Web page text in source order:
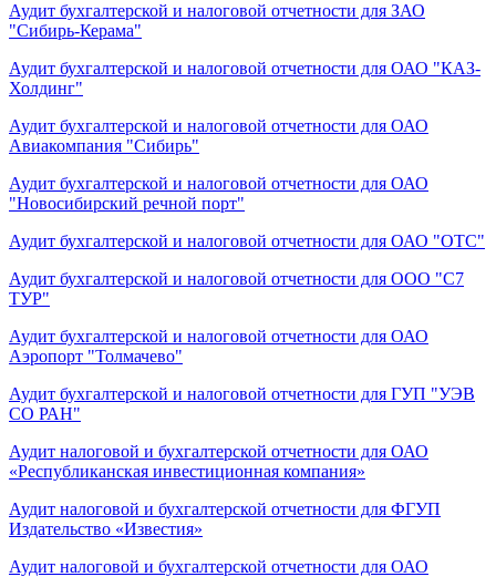
Аудит бухгалтерской и налоговой отчетности для ЗАО
"Сибирь-Керама"
Аудит бухгалтерской и налоговой отчетности для ОАО "КАЗ-
Холдинг"
Аудит бухгалтерской и налоговой отчетности для ОАО
Авиакомпания "Сибирь"
Аудит бухгалтерской и налоговой отчетности для ОАО
"Новосибирский речной порт"
Аудит бухгалтерской и налоговой отчетности для ОАО "ОТС"
Аудит бухгалтерской и налоговой отчетности для ООО "С7
ТУР"
Аудит бухгалтерской и налоговой отчетности для ОАО
Аэропорт "Толмачево"
Аудит бухгалтерской и налоговой отчетности для ГУП "УЭВ
СО РАН"
Аудит налоговой и бухгалтерской отчетности для ОАО
«Республиканская инвестиционная компания»
Аудит налоговой и бухгалтерской отчетности для ФГУП
Издательство «Известия»
Аудит налоговой и бухгалтерской отчетности для ОАО